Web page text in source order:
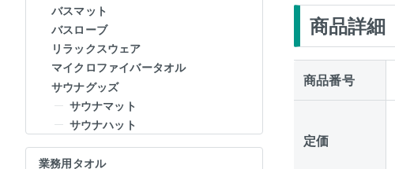
バスマット
バスローブ
リラックスウェア
マイクロファイバータオル
サウナグッズ
サウナマット
サウナハット
業務用タオル
商品詳細
商品番号
定価